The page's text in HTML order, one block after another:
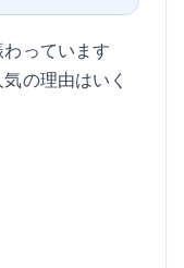
っています
の理由はいく